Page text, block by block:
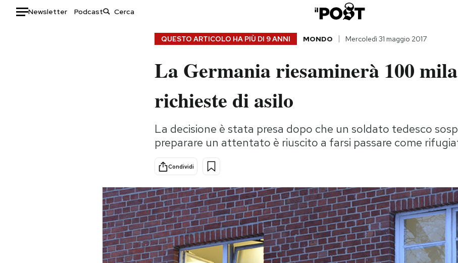
Newsletter Podcast
Storie/Idee
Ok Boomer!
Altrecose
Mondiali calcio 2026
QUESTO ARTICOLO HA PIÙ DI 9 ANNI MONDO Mercoledì 31 maggio 2017
La Germania riesaminerà 100 mila
richieste di asilo
La decisione è stata presa dopo che un soldato tedesco
preparare un attentato è riuscito a farsi passare come
Condividi